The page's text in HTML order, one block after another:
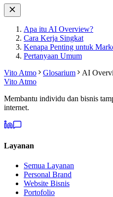
Apa itu AI Overview?
Cara Kerja Singkat
Kenapa Penting untuk
Pertanyaan Umum
Vito Atmo
Glosarium
AI
Vito Atmo
Membantu individu dan bisnis
internet.
Layanan
Semua Layanan
Personal Brand
Website Bisnis
Portofolio